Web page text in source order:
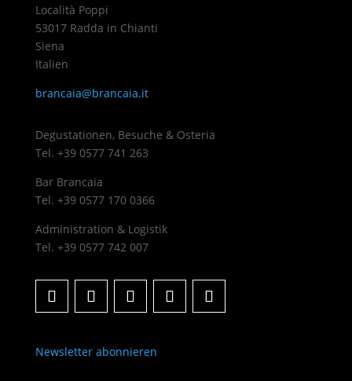
Località Poppi
53017 Radda in Chianti
Siena
Italien
brancaia@brancaia.it
Degustationen, Besuche & Osteria
Tel. +39 0577 741 263
Bar Brancaia
Tel. +39 0577 170 0366
Administration & Logistik
Tel. +39 0577 742 007
Newsletter abonnieren